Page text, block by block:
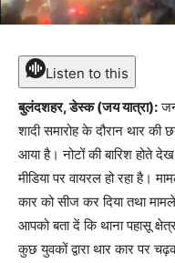
Listen to this
बुलंदशहर, डेस्क (जय यात्रा):
शादी समारोह के दौरान थार
आया है। नोटों की बारिश होते
मीडिया पर वायरल हो रहा है।
कार को सीज कर दिया तथा मामले
आपको बता दें कि थाना पहासू
कुछ युवकों द्वारा थार कार पर